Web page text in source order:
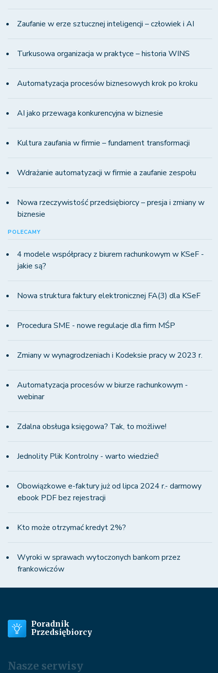
Zaufanie w erze sztucznej inteligencji – człowiek i AI
Turkusowa organizacja w praktyce – historia WINS
Automatyzacja procesów biznesowych krok po kroku
AI jako przewaga konkurencyjna w biznesie
Kultura zaufania w firmie – fundament transformacji
Wdrażanie automatyzacji w firmie a zaufanie zespołu
Nowa rzeczywistość przedsiębiorcy – presja i zmiany w
biznesie
POLECAMY
4 modele współpracy z biurem rachunkowym w KSeF -
jakie są?
Nowa struktura faktury elektronicznej FA(3) dla KSeF
Procedura SME - nowe regulacje dla firm MŚP
Zmiany w wynagrodzeniach i Kodeksie pracy w 2023 r.
Automatyzacja procesów w biurze rachunkowym -
webinar
Zdalna obsługa księgowa? Tak, to możliwe!
Jednolity Plik Kontrolny - warto wiedzieć!
Obowiązkowe e-faktury już od lipca 2024 r.- darmowy
ebook PDF bez rejestracji
Kto może otrzymać kredyt 2%?
Wyroki w sprawach wytoczonych bankom przez
frankowiczów
Poradnik
Przedsiębiorcy
Nasze serwisy